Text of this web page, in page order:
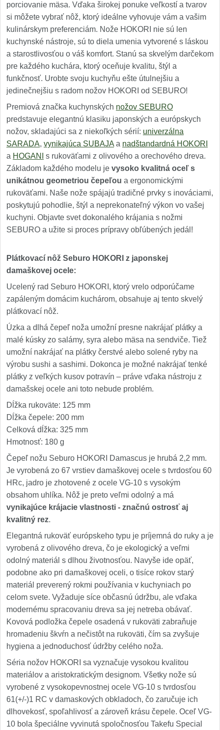
porciovanie mäsa. Vďaka širokej ponuke veľkostí a tvarov
si môžete vybrať nôž, ktorý ideálne vyhovuje vám a vašim
kulinárskym preferenciám. Nože HOKORI nie sú len
kuchynské nástroje, sú to diela umenia vytvorené s láskou
a starostlivosťou o váš komfort. Stanú sa skvelým darčekom
pre každého kuchára, ktorý oceňuje kvalitu, štýl a
funkčnosť. Urobte svoju kuchyňu ešte útulnejšiu a
jedinečnejšiu s radom nožov HOKORI od SEBURO!
Premiová značka kuchynských nožov SEBURO
predstavuje elegantnú klasiku japonských a európskych
nožov, skladajúci sa z niekoľkých sérií: univerzálna
SARADA, vynikajúca SUBAJA a nadštandardná HOKORI
a HOGANI
s rukoväťami z olivového a orechového dreva.
Základom každého modelu je vysoko kvalitná oceľ s
unikátnou geometriou čepeľou a ergonomickými
rukoväťami. Naše nože spájajú tradičné prvky s inováciami,
poskytujú pohodlie, štýl a neprekonateľný výkon vo vašej
kuchyni. Objavte svet dokonalého krájania s nožmi
SEBURO a užite si proces prípravy obľúbených jedál!
Plátkovací nôž Seburo HOKORI z japonskej
damaškovej ocele:
Ucelený rad Seburo HOKORI, ktorý vrelo odporúčame
zapáleným domácim kuchárom, obsahuje aj tento skvelý
plátkovací nôž.
Úzka a dlhá čepeľ noža umožní presne nakrájať plátky a
malé kúsky zo salámy, syra alebo mäsa na sendviče. Tiež
umožní nakrájať na plátky čerstvé alebo solené ryby na
výrobu sushi a sashimi. Dokonca je možné nakrájať tenké
plátky z veľkých kusov potravín – práve vďaka nástroju z
damašskej ocele ani toto nebude problém.
Dĺžka rukoväte: 125 mm
Dĺžka čepele: 200 mm
Celková dĺžka: 325 mm
Hmotnosť: 180 g
Čepeľ nožu Seburo HOKORI Damascus je hrubá 2,2 mm.
Je vyrobená zo 67 vrstiev damaškovej ocele s tvrdosťou 60
HRc, jadro je zhotovené z ocele VG-10 s vysokým
obsahom uhlíka. Nôž je preto veľmi odolný a má
vynikajúce krájacie vlastnosti - značnú ostrosť aj
kvalitný rez.
Elegantná rukoväť európskeho typu je príjemná do ruky a je
vyrobená z olivového dreva, čo je ekologický a veľmi
odolný materiál s dlhou životnosťou. Navyše ide opäť,
podobne ako pri damaškovej oceli, o tisíce rokov starý
materiál preverený rokmi používania v kuchyniach po
celom svete. Vyžaduje síce občasnú údržbu, ale vďaka
modernému spracovaniu dreva sa jej netreba obávať.
Kovová podložka čepele osadená v rukoväti zabraňuje
hromadeniu škvŕn a nečistôt na rukoväti, čím sa zvyšuje
hygiena a jednoduchosť údržby celého noža.
Séria nožov HOKORI sa vyznačuje vysokou kvalitou
materiálov a aristokratickým designom. Všetky nože sú
vyrobené z vysokopevnostnej ocele VG-10 s tvrdosťou
61(+/-)1 RC v damaskových obkladoch, čo zaručuje ich
dlhovekosť, spoľahlivosť a zároveň krásu čepele. Oceľ VG-
10 bola špeciálne vyvinutá spoločnosťou Takefu Special